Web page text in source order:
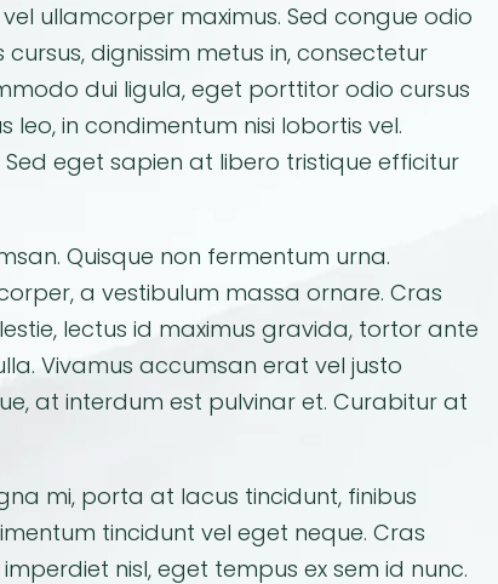
ullamcorper maximus. Sed congue odio
dignissim metus in, consectetur
dui ligula, eget porttitor odio cursus
leo, in condimentum nisi lobortis vel.
eget sapien at libero tristique efficitur
Quisque non fermentum urna.
a vestibulum massa ornare. Cras
lectus id maximus gravida, tortor ante
Vivamus accumsan erat vel justo
at interdum est pulvinar et. Curabitur at
mi, porta at lacus tincidunt, finibus
tincidunt vel eget neque. Cras
nisl, eget tempus ex sem id nunc.